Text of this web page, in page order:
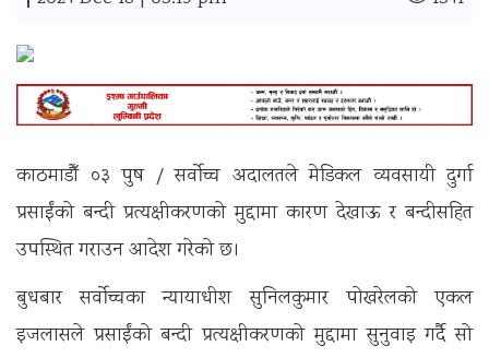
काठमाडौँ ०३ पुष / सर्वोच्च अदालतले मेडिकल व्यवसायी दुर्गा
प्रसाईंको बन्दी प्रत्यक्षीकरणको मुद्दामा कारण देखाऊ र बन्दीसहित
उपस्थित गराउन आदेश गरेको छ।
बुधबार सर्वोच्चका न्यायाधीश सुनिलकुमार पोखरेलको एकल
इजलासले प्रसाईंको बन्दी प्रत्यक्षीकरणको मुद्दामा सुनुवाइ गर्दै सो